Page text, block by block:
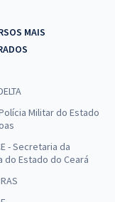
MAIS
Militar do Estado
- Secretaria da
do Estado do Ceará